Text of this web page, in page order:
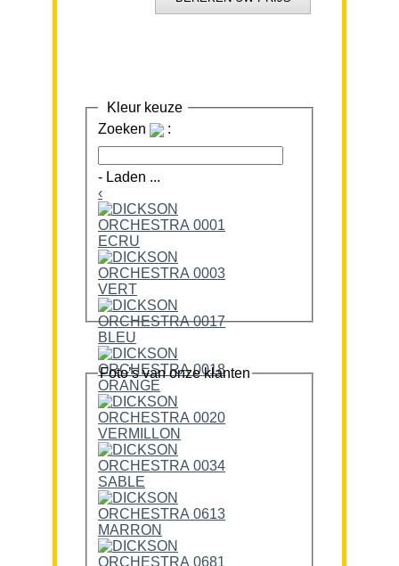
Kleur keuze
Zoeken
:
- Laden ...
‹
Foto’s van onze klanten